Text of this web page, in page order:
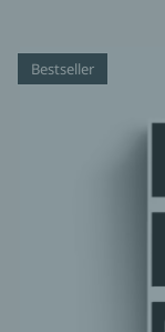
Bestseller